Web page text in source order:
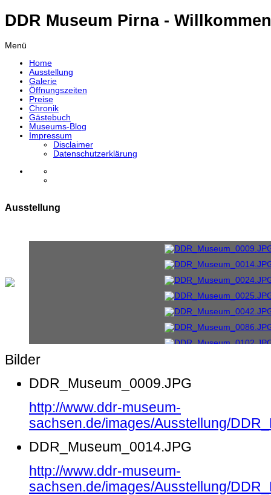
DDR Museum Pirna -
Menü
Home
Ausstellung
Galerie
Öffnungszeiten
Preise
Chronik
Gästebuch
Museums-Blog
Impressum
Disclaimer
Datenschutzerklärung
Ausstellung
Bilder
DDR_Museum_0009.JPG
http://www.ddr-museum-
sachsen.de/images/Ausstellung/
DDR_Museum_0014.JPG
http://www.ddr-museum-
sachsen.de/images/Ausstellung/